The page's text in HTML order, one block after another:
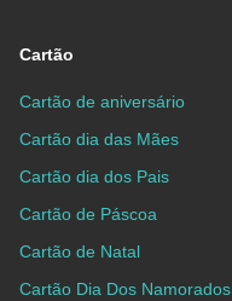
Cartão
Cartão de aniversário
Cartão dia das Mães
Cartão dia dos Pais
Cartão de Páscoa
Cartão de Natal
Cartão Dia Dos Namorados